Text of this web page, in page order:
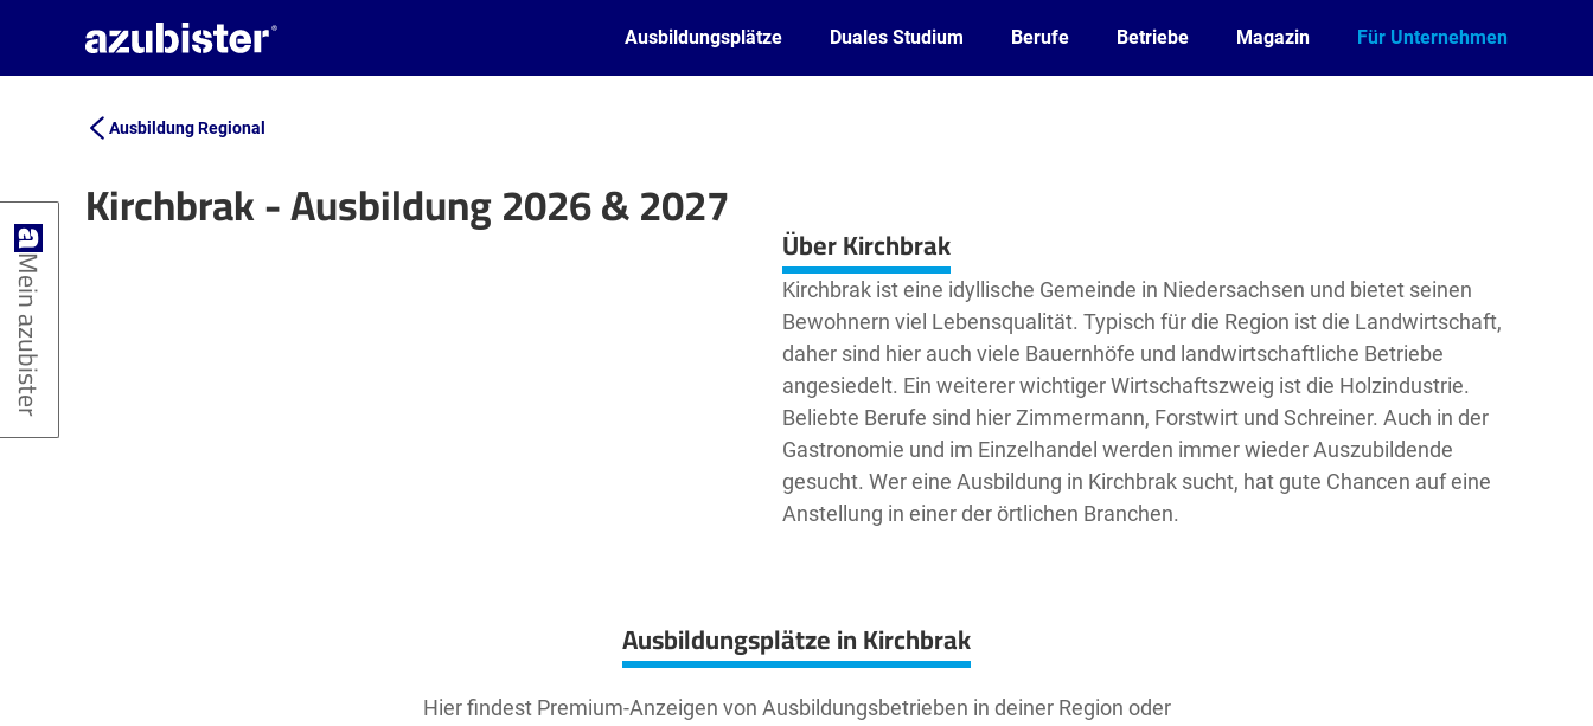
Ausbildungsplätze Duales Studium Berufe Betriebe Magazin Für Unternehmen
Ausbildung Regional
Kirchbrak - Ausbildung 2026 & 2027
Leaflet| ©OpenStreetMap2contributors Über Kirchbrak
Kirchbrak ist eine idyllische Gemeinde in Niedersachsen und bietet seinen
Bewohnern viel Lebensqualität. Typisch für die Region ist die Landwirtschaft,
daher sind hier auch viele Bauernhöfe und landwirtschaftliche Betriebe
angesiedelt. Ein weiterer wichtiger Wirtschaftszweig ist die Holzindustrie.
Beliebte Berufe sind hier Zimmermann, Forstwirt und Schreiner. Auch in der
Gastronomie und im Einzelhandel werden immer wieder Auszubildende
gesucht. Wer eine Ausbildung in Kirchbrak sucht, hat gute Chancen auf eine
Anstellung in einer der örtlichen Branchen.
Ausbildungsplätze in Kirchbrak
Hier findest Premium-Anzeigen von Ausbildungsbetrieben in deiner Region oder
Mein azubister